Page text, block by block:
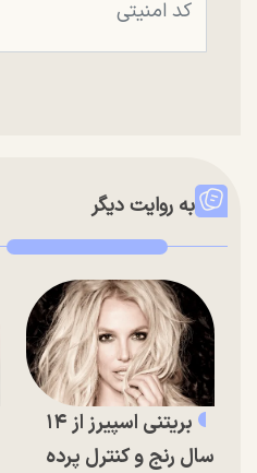
به روایت دیگر
بریتنی اسپیرز از ۱۴
سال رنج و کنترل پرده